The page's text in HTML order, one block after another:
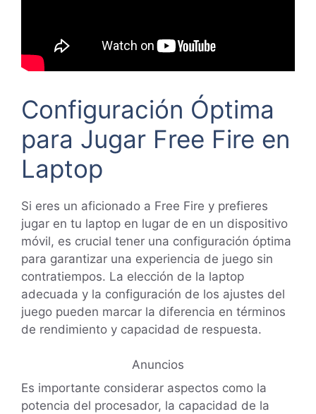
Configuración Óptima
para Jugar Free Fire en
Laptop
Si eres un aficionado a Free Fire y prefieres
jugar en tu laptop en lugar de en un dispositivo
móvil, es crucial tener una configuración óptima
para garantizar una experiencia de juego sin
contratiempos. La elección de la laptop
adecuada y la configuración de los ajustes del
juego pueden marcar la diferencia en términos
de rendimiento y capacidad de respuesta.
Anuncios
Es importante considerar aspectos como la
potencia del procesador, la capacidad de la